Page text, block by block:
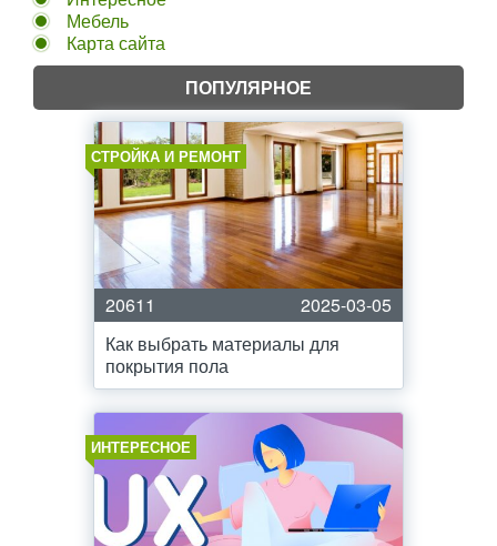
Мебель
Карта сайта
ПОПУЛЯРНОЕ
СТРОЙКА И РЕМОНТ
20611
2025-03-05
Как выбрать материалы для
покрытия пола
ИНТЕРЕСНОЕ